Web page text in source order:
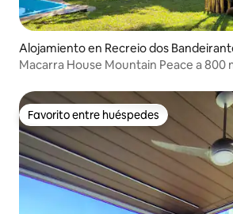
Alojamiento en Recreio dos
Macarra House Mountain Peace a 800
Favorito entre huéspedes
Favorito entre huéspedes